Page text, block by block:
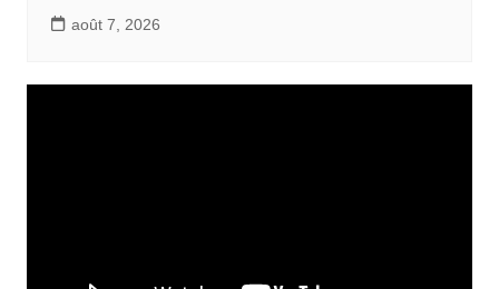
août 7, 2026